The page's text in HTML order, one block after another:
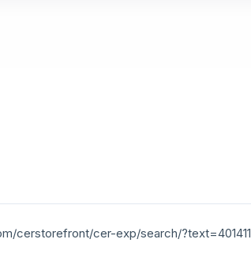
cerstorefront/cer-exp/search/?text=401411